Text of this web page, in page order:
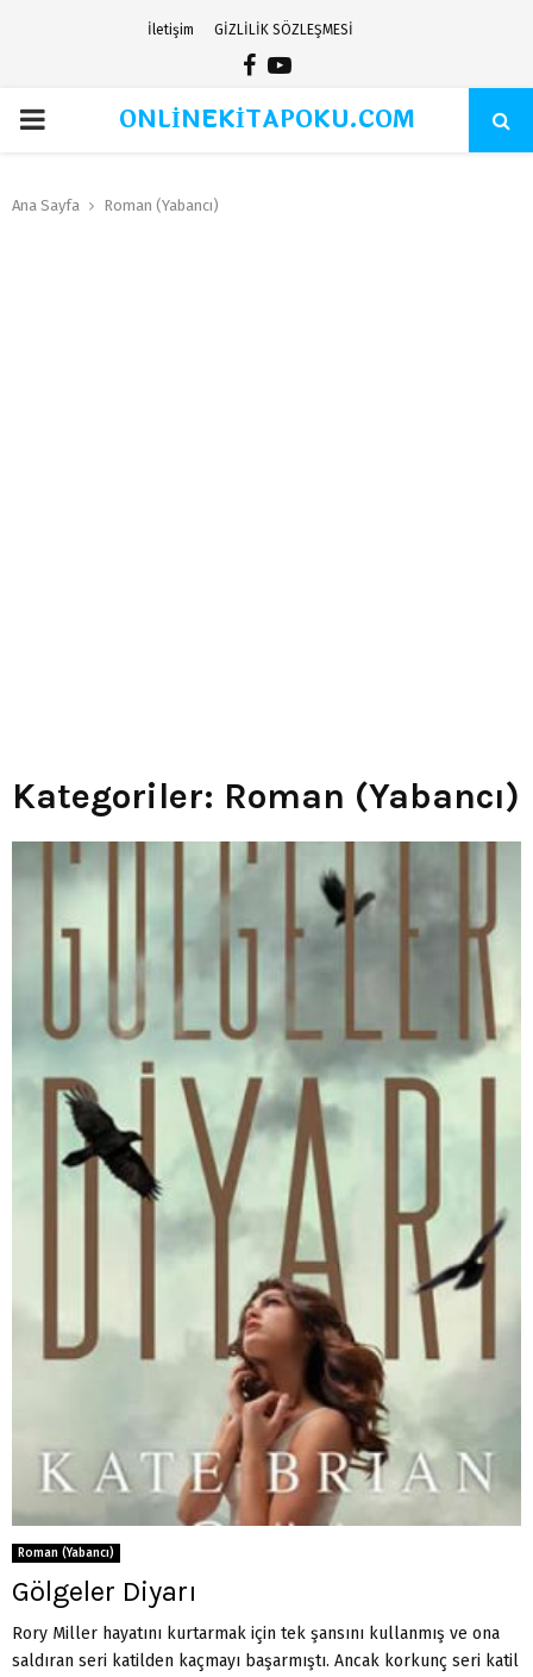
İletişim GİZLİLİK SÖZLEŞMESİ
Facebook
Youtube
PRIMARYONLİNEKİTAPOKU.COM
Ana Sayfa Roman (Yabancı)
Kategoriler: Roman (Yabancı)
Roman (Yabancı)
Gölgeler Diyarı
Rory Miller hayatını kurtarmak için tek şansını kullanmış ve ona
saldıran seri katilden kaçmayı başarmıştı. Ancak korkunç seri katil